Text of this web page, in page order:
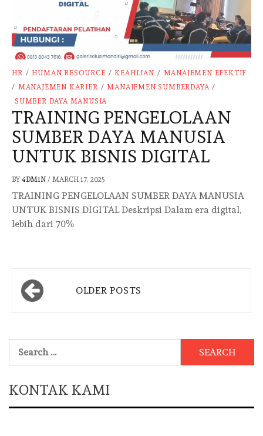
HR / HUMAN RESOURCE / KEAHLIAN / MANAJEMEN EFEKTIF
/ MANAJEMEN KARIER / MANAJEMEN SUMBERDAYA /
SUMBER DAYA MANUSIA
TRAINING PENGELOLAAN
SUMBER DAYA MANUSIA
UNTUK BISNIS DIGITAL
BY 4DM1N / MARCH 17, 2025
TRAINING PENGELOLAAN SUMBER DAYA MANUSIA
UNTUK BISNIS DIGITAL Deskripsi Dalam era digital,
lebih dari 70%
Posts
navigation
OLDER POSTS
KONTAK KAMI